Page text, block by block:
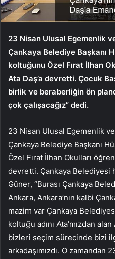
23 Nisan Ulusal Egemenlik
Çankaya Belediye Başkanı
koltuğunu Özel Fırat İlhan
Ata Daş’a devretti. Çocuk
birlik ve beraberliğin ön
çok çalışacağız” dedi.
23 Nisan Ulusal Egemenlik ve
Çankaya Belediye Başkanı
Özel Fırat İlhan Okulları
devretti. Çankaya Belediyesi
Güner, “Burası Çankaya
Ankara, Ankara’nın kalbi
mazim var Çankaya
koltuğu adını Ata’mızdan
bizleri seçim sürecinde bizi
arkadaşımızdı. O zamandan